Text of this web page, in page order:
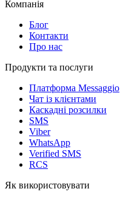
Компанія
Блог
Контакти
Про нас
Продукти та послуги
Платформа Messaggio
Чат із клієнтами
Каскадні розсилки
SMS
Viber
WhatsApp
Verified SMS
RCS
Як використовувати